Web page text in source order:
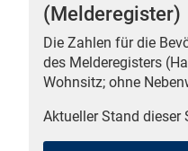
(Melderegister)
Die Zahlen für die
des Melderegisters
Wohnsitz; ohne
Aktueller Stand dieser